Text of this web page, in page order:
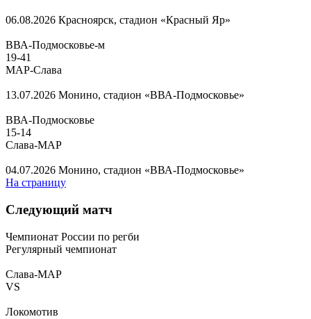
06.08.2026 Красноярск, стадион «Красный Яр»
ВВА-Подмосковье-м
19-41
МАР-Слава
13.07.2026 Монино, стадион «ВВА-Подмосковье»
ВВА-Подмосковье
15-14
Слава-МАР
04.07.2026 Монино, стадион «ВВА-Подмосковье»
На страницу
Следующий матч
Чемпионат России по регби
Регулярный чемпионат
Слава-МАР
VS
Локомотив